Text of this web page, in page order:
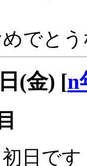
でと
(金) [n
日です